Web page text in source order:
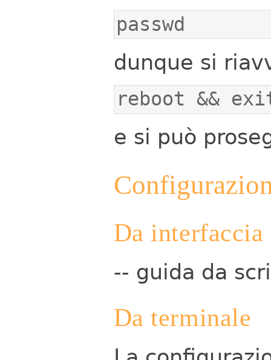
passwd
dunque si
reboot &&
e si può
Da interfaccia
-- guida da
Da terminale